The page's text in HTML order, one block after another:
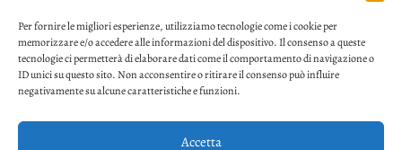
Per fornire le migliori esperienze, utilizziamo tecnologie come i cookie per
memorizzare e/o accedere alle informazioni del dispositivo. Il consenso a queste
tecnologie ci permetterà di elaborare dati come il comportamento di navigazione o
ID unici su questo sito. Non acconsentire o ritirare il consenso può influire
negativamente su alcune caratteristiche e funzioni.
Accetta